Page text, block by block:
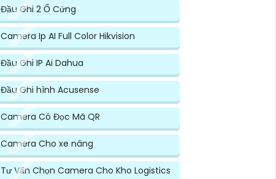
Đầu Ghi 2 Ổ Cứng
Camera Ip AI Full Color Hikvision
Đầu Ghi IP Ai Dahua
Đầu Ghi hình Acusense
Camera Có Đọc Mã QR
Camera Cho xe nâng
Tư Vấn Chọn Camera Cho Kho Logistics